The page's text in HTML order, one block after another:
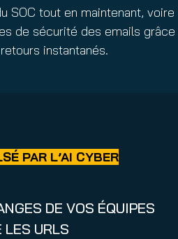
SOC tout en maintenant, voire
de sécurité des emails grâce
instantanés.
PAR L’AI CYBER
DE VOS ÉQUIPES
LES URLS